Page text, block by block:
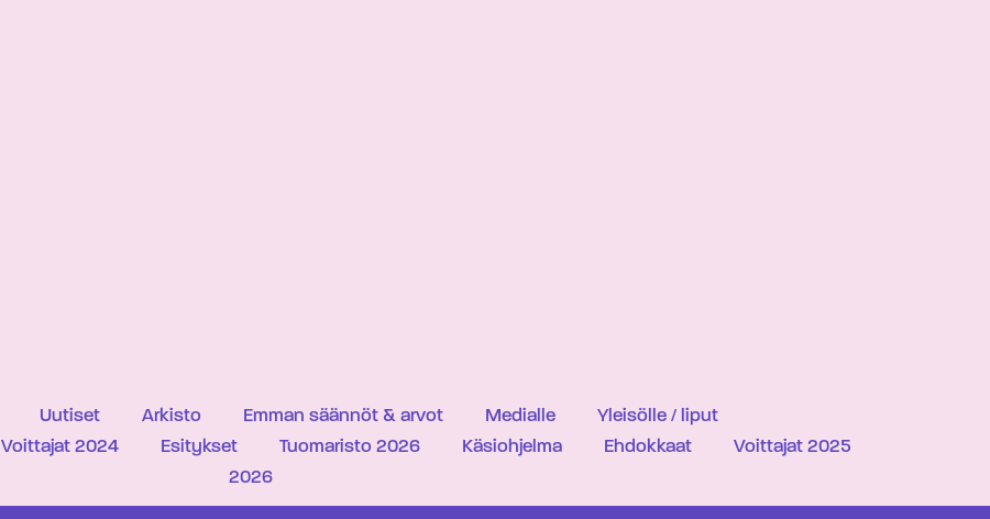
Uutiset Arkisto Emman säännöt & arvot Medialle
Yleisölle / liput
Voittajat 2024 Esitykset Tuomaristo 2026 Käsiohjelma Ehdokkaat
Voittajat 2025
2026